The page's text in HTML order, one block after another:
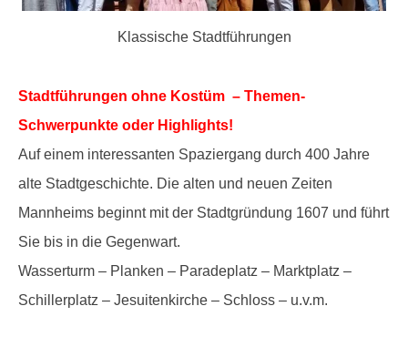
Klassische Stadtführungen
Stadtführungen ohne Kostüm – Themen-
Schwerpunkte oder Highlights!
Auf einem interessanten Spaziergang durch 400 Jahre
alte Stadtgeschichte. Die alten und neuen Zeiten
Mannheims beginnt mit der Stadtgründung 1607 und führt
Sie bis in die Gegenwart.
Wasserturm – Planken – Paradeplatz – Marktplatz –
Schillerplatz – Jesuitenkirche – Schloss – u.v.m.